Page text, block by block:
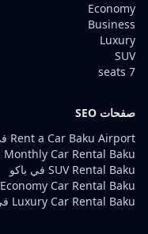
Economy
Business
Luxury
SUV
7 seats
صفحات SEO
Rent a Car Baku Airport في باكو
Monthly Car Rental Baku في باكو
SUV Rental Baku في باكو
Economy Car Rental Baku في باكو
Luxury Car Rental Baku في باكو